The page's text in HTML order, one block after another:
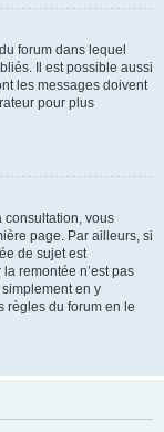
forum dans lequel
Il est possible aussi
les messages doivent
pour plus
consultation, vous
page. Par ailleurs, si
de sujet est
remontée n’est pas
en y
règles du forum en le